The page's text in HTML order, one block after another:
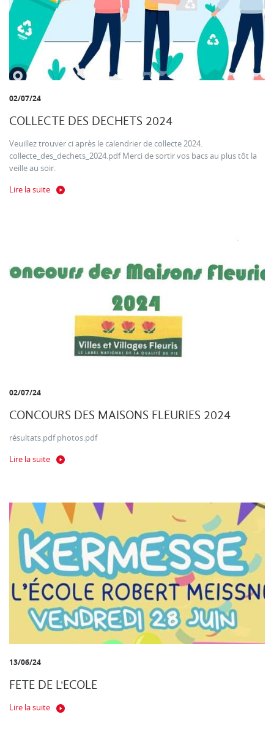
02/07/24
COLLECTE DES DECHETS 2024
Veuillez trouver ci après le calendrier de collecte 2024.
collecte_des_dechets_2024.pdf Merci de sortir vos bacs au plus tôt la
veille au soir.
Lire la suite
02/07/24
CONCOURS DES MAISONS FLEURIES 2024
résultats.pdf photos.pdf
Lire la suite
13/06/24
FETE DE L'ECOLE
Lire la suite